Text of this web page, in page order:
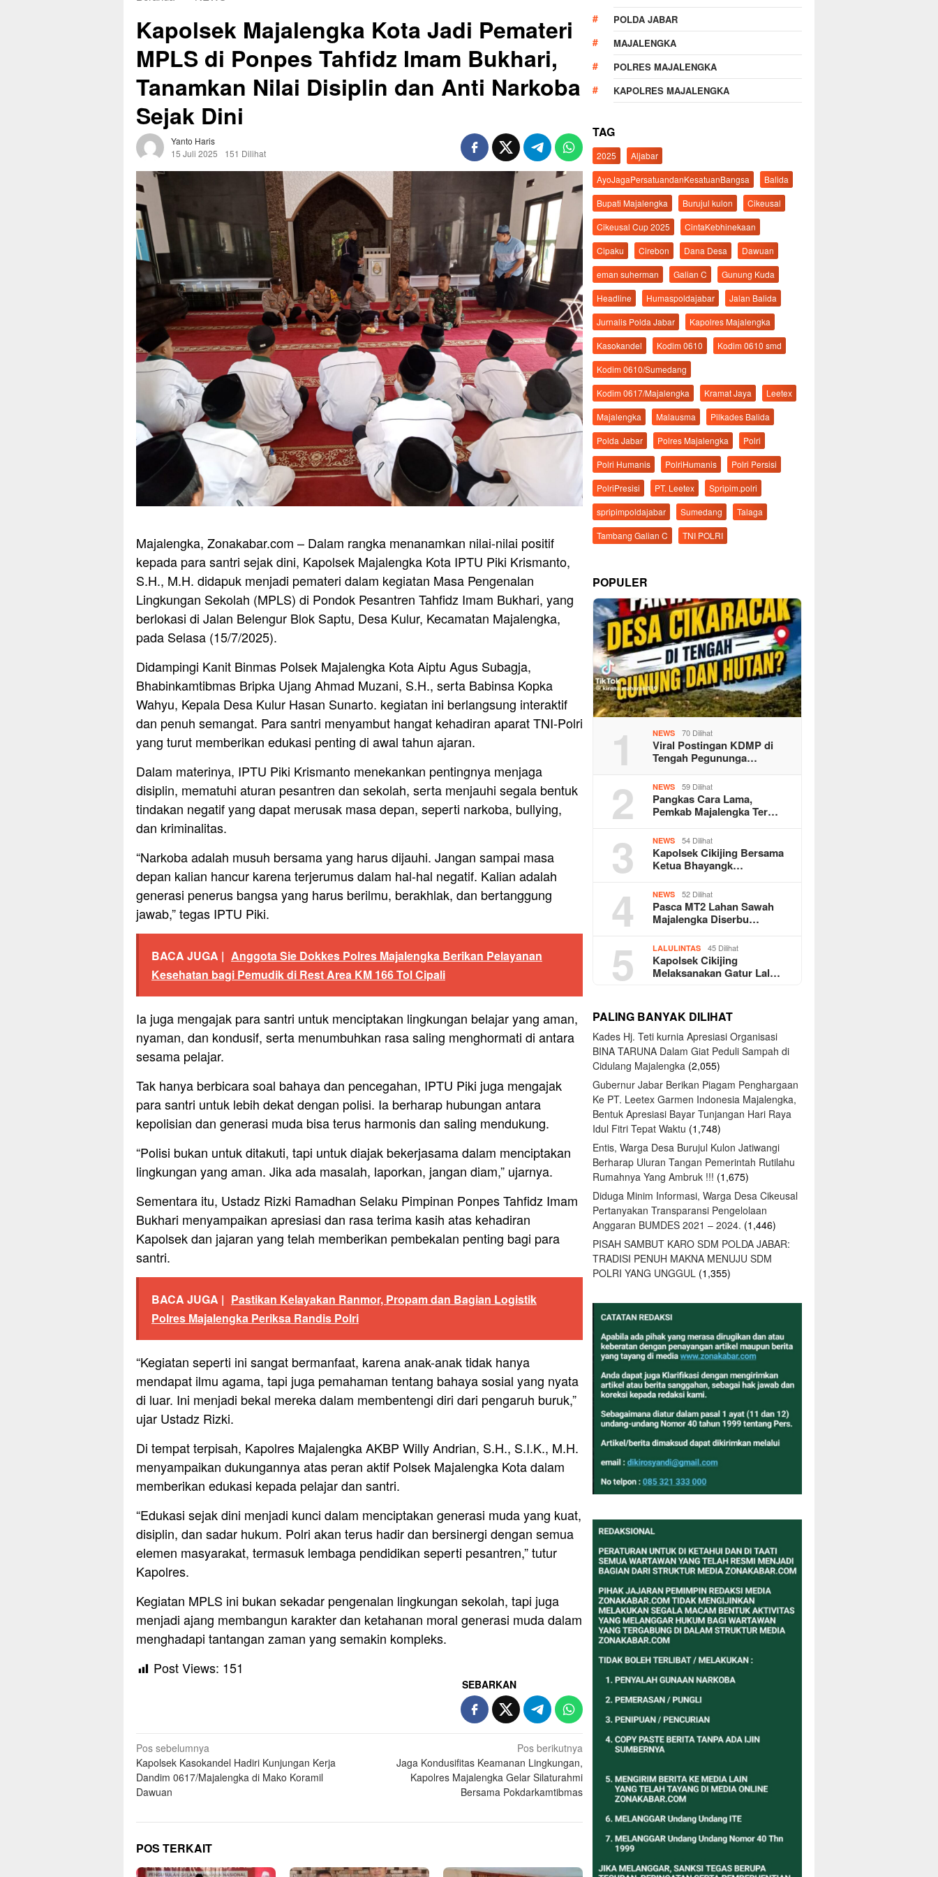
Kapolsek Majalengka Kota Jadi Pemateri
MPLS di Ponpes Tahfidz Imam Bukhari,
Tanamkan Nilai Disiplin dan Anti Narkoba
Sejak Dini
Yanto Haris
15 Juli 2025
151 Dilihat
Majalengka, Zonakabar.com – Dalam rangka menanamkan nilai-nilai positif
kepada para santri sejak dini, Kapolsek Majalengka Kota IPTU Piki Krismanto,
S.H., M.H. didapuk menjadi pemateri dalam kegiatan Masa Pengenalan
Lingkungan Sekolah (MPLS) di Pondok Pesantren Tahfidz Imam Bukhari, yang
berlokasi di Jalan Belengur Blok Saptu, Desa Kulur, Kecamatan Majalengka,
pada Selasa (15/7/2025).
Didampingi Kanit Binmas Polsek Majalengka Kota Aiptu Agus Subagja,
Bhabinkamtibmas Bripka Ujang Ahmad Muzani, S.H., serta Babinsa Kopka
Wahyu, Kepala Desa Kulur Hasan Sunarto. kegiatan ini berlangsung interaktif
dan penuh semangat. Para santri menyambut hangat kehadiran aparat TNI-Polri
yang turut memberikan edukasi penting di awal tahun ajaran.
Dalam materinya, IPTU Piki Krismanto menekankan pentingnya menjaga
disiplin, mematuhi aturan pesantren dan sekolah, serta menjauhi segala bentuk
tindakan negatif yang dapat merusak masa depan, seperti narkoba, bullying,
dan kriminalitas.
“Narkoba adalah musuh bersama yang harus dijauhi. Jangan sampai masa
depan kalian hancur karena terjerumus dalam hal-hal negatif. Kalian adalah
generasi penerus bangsa yang harus berilmu, berakhlak, dan bertanggung
jawab,” tegas IPTU Piki.
BACA JUGA | Anggota Sie Dokkes Polres Majalengka Berikan Pelayanan
Kesehatan bagi Pemudik di Rest Area KM 166 Tol Cipali
Ia juga mengajak para santri untuk menciptakan lingkungan belajar yang aman,
nyaman, dan kondusif, serta menumbuhkan rasa saling menghormati di antara
sesama pelajar.
Tak hanya berbicara soal bahaya dan pencegahan, IPTU Piki juga mengajak
para santri untuk lebih dekat dengan polisi. Ia berharap hubungan antara
kepolisian dan generasi muda bisa terus harmonis dan saling mendukung.
“Polisi bukan untuk ditakuti, tapi untuk diajak bekerjasama dalam menciptakan
lingkungan yang aman. Jika ada masalah, laporkan, jangan diam,” ujarnya.
Sementara itu, Ustadz Rizki Ramadhan Selaku Pimpinan Ponpes Tahfidz Imam
Bukhari menyampaikan apresiasi dan rasa terima kasih atas kehadiran
Kapolsek dan jajaran yang telah memberikan pembekalan penting bagi para
santri.
BACA JUGA | Pastikan Kelayakan Ranmor, Propam dan Bagian Logistik
Polres Majalengka Periksa Randis Polri
“Kegiatan seperti ini sangat bermanfaat, karena anak-anak tidak hanya
mendapat ilmu agama, tapi juga pemahaman tentang bahaya sosial yang nyata
di luar. Ini menjadi bekal mereka dalam membentengi diri dari pengaruh buruk,”
ujar Ustadz Rizki.
Di tempat terpisah, Kapolres Majalengka AKBP Willy Andrian, S.H., S.I.K., M.H.
menyampaikan dukungannya atas peran aktif Polsek Majalengka Kota dalam
memberikan edukasi kepada pelajar dan santri.
“Edukasi sejak dini menjadi kunci dalam menciptakan generasi muda yang kuat,
disiplin, dan sadar hukum. Polri akan terus hadir dan bersinergi dengan semua
elemen masyarakat, termasuk lembaga pendidikan seperti pesantren,” tutur
Kapolres.
Kegiatan MPLS ini bukan sekadar pengenalan lingkungan sekolah, tapi juga
menjadi ajang membangun karakter dan ketahanan moral generasi muda dalam
menghadapi tantangan zaman yang semakin kompleks.
Post Views: 151
SEBARKAN
Navigasi
pos
Pos sebelumnya
Kapolsek Kasokandel Hadiri Kunjungan Kerja
Dandim 0617/Majalengka di Mako Koramil
Dawuan
Pos berikutnya
Jaga Kondusifitas Keamanan Lingkungan,
Kapolres Majalengka Gelar Silaturahmi
Bersama Pokdarkamtibmas
POS TERKAIT
POLDA JABAR
MAJALENGKA
POLRES MAJALENGKA
KAPOLRES MAJALENGKA
TAG
2025
Aljabar
AyoJagaPersatuandanKesatuanBangsa
Balida
Bupati Majalengka
Burujul kulon
Cikeusal
Cikeusal Cup 2025
CintaKebhinekaan
Cipaku
Cirebon Dana Desa
Dawuan
eman suherman
Galian C
Gunung Kuda
Headline
Humaspoldajabar
Jalan Balida
Jurnalis Polda Jabar
Kapolres Majalengka
Kasokandel
Kodim 0610
Kodim 0610 smd
Kodim 0610/Sumedang
Kodim 0617/Majalengka
Kramat Jaya
Leetex
Majalengka
Malausma
Pilkades Balida
Polda Jabar
Polres Majalengka
Polri
Polri Humanis
PolriHumanis
Polri Persisi
PolriPresisi
PT. Leetex
Spripim.polri
spripimpoldajabar
Sumedang
Talaga
Tambang Galian C
TNI POLRI
POPULER
1 NEWS 70 Dilihat
Viral Postingan KDMP di
Tengah Pegununga…
2 NEWS 59 Dilihat
Pangkas Cara Lama,
Pemkab Majalengka Ter…
3 NEWS 54 Dilihat
Kapolsek Cikijing Bersama
Ketua Bhayangk…
4 NEWS 52 Dilihat
Pasca MT2 Lahan Sawah
Majalengka Diserbu…
5 LALULINTAS 45 Dilihat
Kapolsek Cikijing
Melaksanakan Gatur Lal…
PALING BANYAK DILIHAT
Kades Hj. Teti kurnia Apresiasi Organisasi
BINA TARUNA Dalam Giat Peduli Sampah di
Cidulang Majalengka (2,055)
Gubernur Jabar Berikan Piagam Penghargaan
Ke PT. Leetex Garmen Indonesia Majalengka,
Bentuk Apresiasi Bayar Tunjangan Hari Raya
Idul Fitri Tepat Waktu (1,748)
Entis, Warga Desa Burujul Kulon Jatiwangi
Berharap Uluran Tangan Pemerintah Rutilahu
Rumahnya Yang Ambruk !!! (1,675)
Diduga Minim Informasi, Warga Desa Cikeusal
Pertanyakan Transparansi Pengelolaan
Anggaran BUMDES 2021 – 2024. (1,446)
PISAH SAMBUT KARO SDM POLDA JABAR:
TRADISI PENUH MAKNA MENUJU SDM
POLRI YANG UNGGUL (1,355)